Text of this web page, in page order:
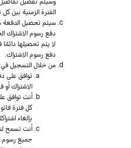
الفترة الزمنية بين
سيتم تحصيل الدفعة
دفع رسوم الاشتراك
لا يتم تحصيلها
دفع رسوم الاشتراك.
من خلال التسجيل
توافق على
الاشتراك
أنت توافق
كل فترة
بإلغاء
أنت تسمح
جميع رسوم